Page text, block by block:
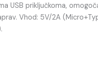
USB priključkoma,
Vhod: 5V/2A